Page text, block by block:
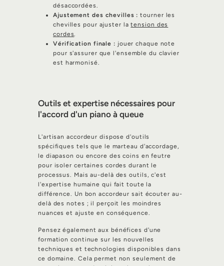
désaccordées.
Ajustement des chevilles : tourner les
chevilles pour ajuster latension des
cordes.
Vérification finale : jouer chaque note
pour s'assurer que l'ensemble du clavier
est harmonisé.
Outils et expertise nécessaires pour
l'accord d'un piano à queue
L'artisan accordeur dispose d'outils
spécifiques tels que le marteau d'accordage,
le diapason ou encore des coins en feutre
pour isoler certaines cordes durant le
processus. Mais au-delà des outils, c'est
l'expertise humaine qui fait toute la
différence. Un bon accordeur sait écouter au-
delà des notes ; il perçoit les moindres
nuances et ajuste en conséquence.
Pensez également aux bénéfices d'une
formation continue sur les nouvelles
techniques et technologies disponibles dans
ce domaine. Cela permet non seulement de